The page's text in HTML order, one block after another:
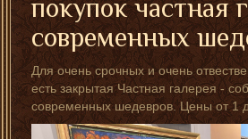
покупок частная
современных
Для очень срочных и очень
есть закрытая Частная галерея -
современных шедевров. Цены от 1